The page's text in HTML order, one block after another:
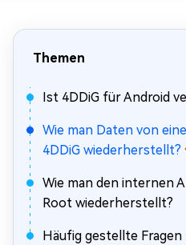
Themen
Ist 4DDiG für Android
Wie man Daten von
4DDiG wiederherstellt?
Wie man den internen
Root wiederherstellt?
Häufig gestellte